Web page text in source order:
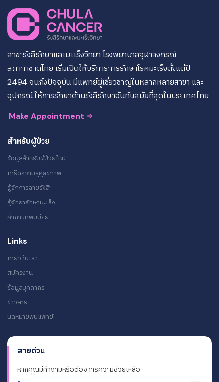
สาขารังสีรักษาและมะเร็งวิทยา โรงพยาบาลจุฬาลงกรณ์
สภากาชาดไทย เริ่มเปิดให้บริการการรักษาโรคมะเร็งตั้งแต่ปี
2494 จนถึงปัจจุบัน มีแพทย์ผู้เชี่ยวชาญในหลากหลายสาขา และ
อุปกรณ์ให้การรักษาด้านรังสีรักษาอันทันสมัยที่สุดในประเทศไทย
Make Appointment
สำหรับผู้ป่วย
ข้อมูลสำหรับผู้ป่วยใหม่
เกร็ดความรู้คู่สุขภาพ
รู้จักการฉายรังสี
รู้จักยารักษามะเร็ง
คำถามที่พบบ่อย
Links
เกี่ยวกับเรา
สมัครงาน
ข้อมูลบุคลากร
ข่าวสาร
นัดหมายพบแพทย์
สายด่วน
หากคุณมีคำถามหรือต้องการความช่วยเหลือ